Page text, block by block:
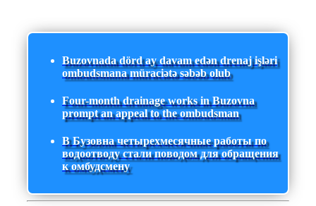
Buzovnada dörd ay davam edən drenaj işləri
ombudsmana müraciətə səbəb olub
Four-month drainage works in Buzovna
prompt an appeal to the ombudsman
В Бузовна четырехмесячные работы по
водоотводу стали поводом для обращения
к омбудсмену